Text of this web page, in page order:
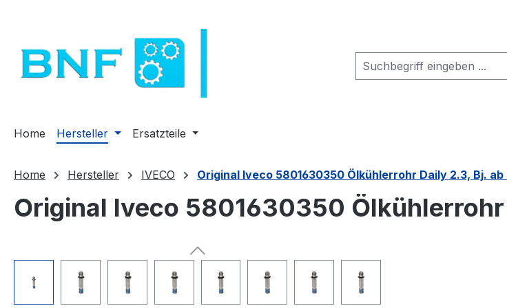
Home Hersteller Ersatzteile
Home Hersteller IVECO Original Iveco 5801630350 Ölkühlerrohr Daily 2.3, Bj.
Original Iveco 5801630350